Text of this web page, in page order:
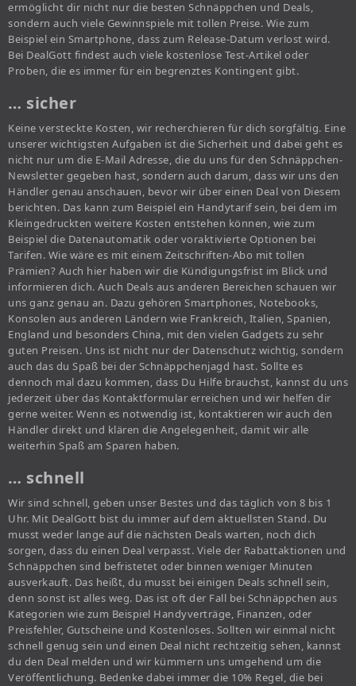
ermöglicht dir nicht nur die besten Schnäppchen und Deals,
sondern auch viele Gewinnspiele mit tollen Preise. Wie zum
Beispiel ein Smartphone, dass zum Release-Datum verlost wird.
Bei DealGott findest auch viele kostenlose Test-Artikel oder
Proben, die es immer für ein begrenztes Kontingent gibt.
… sicher
Keine versteckte Kosten, wir recherchieren für dich sorgfältig. Eine
unserer wichtigsten Aufgaben ist die Sicherheit und dabei geht es
nicht nur um die E-Mail Adresse, die du uns für den Schnäppchen-
Newsletter gegeben hast, sondern auch darum, dass wir uns den
Händler genau anschauen, bevor wir über einen Deal von Diesem
berichten. Das kann zum Beispiel ein Handytarif sein, bei dem im
Kleingedruckten weitere Kosten entstehen können, wie zum
Beispiel die Datenautomatik oder voraktivierte Optionen bei
Tarifen. Wie wäre es mit einem Zeitschriften-Abo mit tollen
Prämien? Auch hier haben wir die Kündigungsfrist im Blick und
informieren dich. Auch Deals aus anderen Bereichen schauen wir
uns ganz genau an. Dazu gehören Smartphones, Notebooks,
Konsolen aus anderen Ländern wie Frankreich, Italien, Spanien,
England und besonders China, mit den vielen Gadgets zu sehr
guten Preisen. Uns ist nicht nur der Datenschutz wichtig, sondern
auch das du Spaß bei der Schnäppchenjagd hast. Sollte es
dennoch mal dazu kommen, dass Du Hilfe brauchst, kannst du uns
jederzeit über das Kontaktformular erreichen und wir helfen dir
gerne weiter. Wenn es notwendig ist, kontaktieren wir auch den
Händler direkt und klären die Angelegenheit, damit wir alle
weiterhin Spaß am Sparen haben.
… schnell
Wir sind schnell, geben unser Bestes und das täglich von 8 bis 1
Uhr. Mit DealGott bist du immer auf dem aktuellsten Stand. Du
musst weder lange auf die nächsten Deals warten, noch dich
sorgen, dass du einen Deal verpasst. Viele der Rabattaktionen und
Schnäppchen sind befristetet oder binnen weniger Minuten
ausverkauft. Das heißt, du musst bei einigen Deals schnell sein,
denn sonst ist alles weg. Das ist oft der Fall bei Schnäppchen aus
Kategorien wie zum Beispiel Handyverträge, Finanzen, oder
Preisfehler, Gutscheine und Kostenloses. Sollten wir einmal nicht
schnell genug sein und einen Deal nicht rechtzeitig sehen, kannst
du den Deal melden und wir kümmern uns umgehend um die
Veröffentlichung. Bedenke dabei immer die 10% Regel, die bei